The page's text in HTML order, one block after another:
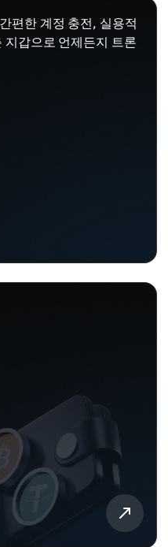
편한 계정 충전, 실용적
지갑으로 언제든지 트론